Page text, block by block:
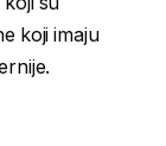
koji imaju